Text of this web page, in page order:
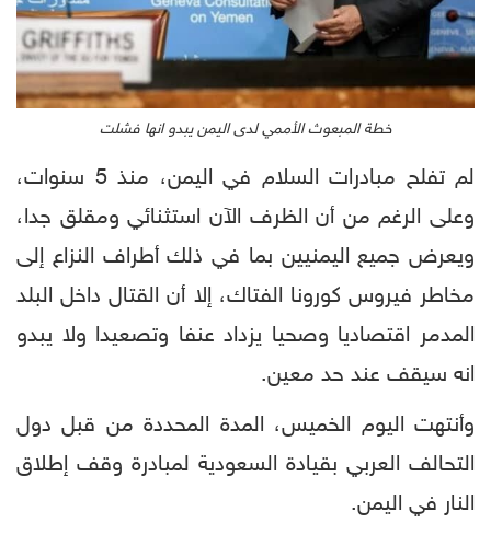
خطة المبعوث الأممي لدى اليمن يبدو انها فشلت
لم تفلح مبادرات السلام في اليمن، منذ 5 سنوات،
وعلى الرغم من أن الظرف الآن استثنائي ومقلق جدا،
ويعرض جميع اليمنيين بما في ذلك أطراف النزاع إلى
مخاطر فيروس كورونا الفتاك، إلا أن القتال داخل البلد
المدمر اقتصاديا وصحيا يزداد عنفا وتصعيدا ولا يبدو
انه سيقف عند حد معين.
وأنتهت اليوم الخميس، المدة المحددة من قبل دول
التحالف العربي بقيادة السعودية لمبادرة وقف إطلاق
النار في اليمن.